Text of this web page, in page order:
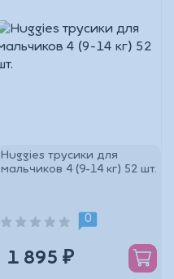
Huggies трусики для
мальчиков 4 (9-14 кг) 52 шт.
0
1 895 ₽